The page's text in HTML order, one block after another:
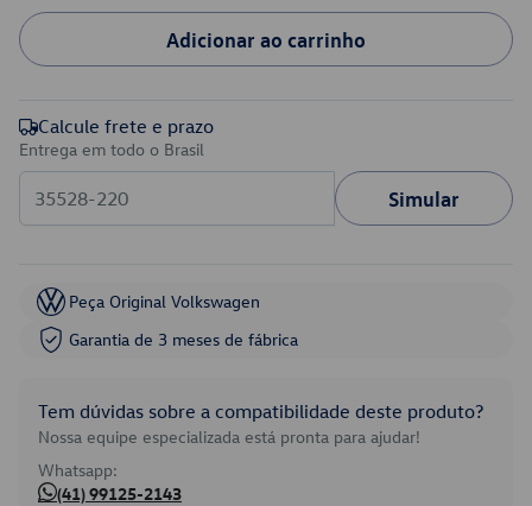
Adicionar ao carrinho
Calcule frete e prazo
Entrega em todo o Brasil
Simular
Peça Original Volkswagen
Garantia de 3 meses de fábrica
Tem dúvidas sobre a compatibilidade deste produto?
Nossa equipe especializada está pronta para ajudar!
Whatsapp:
(41) 99125-2143